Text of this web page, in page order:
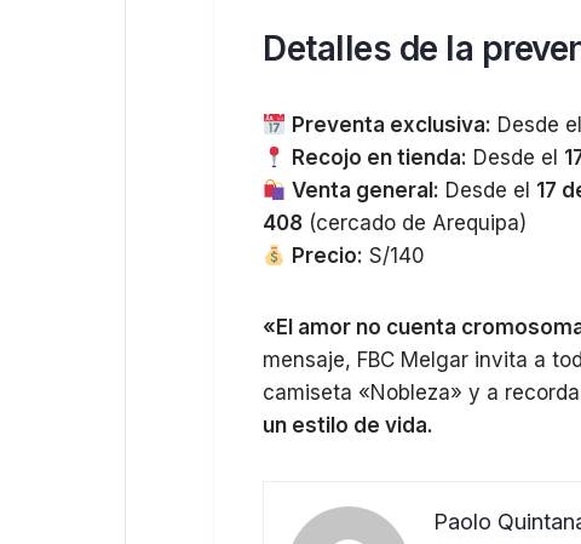
Detalles de la
Preventa exclusiva: Desde el
Recojo en tienda: Desde el
Venta general: Desde el 17
408 (cercado de Arequipa)
Precio: S/140
«El amor no cuenta
mensaje, FBC Melgar invita a
camiseta «Nobleza» y a
un estilo de vida.
Paolo